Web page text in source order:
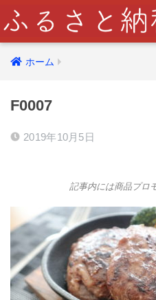
ホーム
F0007
2019年10月5日
記事内には商品プロ